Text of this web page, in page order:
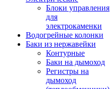
Блоки управления
для
электрокаменки
Водогрейные колонки
Баки из нержавейки
Контурные
Баки на дымоход
Регистры на
дымоход